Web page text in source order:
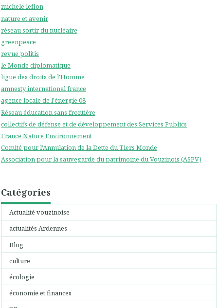
michele leflon
nature et avenir
réseau sortir du nucléaire
greenpeace
revue politis
le Monde diplomatique
ligue des droits de l'Homme
amnesty international france
agence locale de l'énergie 08
Réseau éducation sans frontière
collectifs de défense et de développement des Services Publics
France Nature Environnement
Comité pour l'Annulation de la Dette du Tiers Monde
Association pour la sauvegarde du patrimoine du Vouzinois (ASPV)
Catégories
Actualité vouzinoise
actualités Ardennes
Blog
culture
écologie
économie et finances